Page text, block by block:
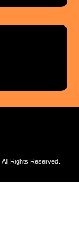
.All Rights Reserved.